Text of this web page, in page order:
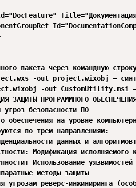
пакета через командную
-out project.wixobj⁠ —
-out CustomUtility.msi⁠ —
ЗАЩИТЫ ПРОГРАММНОГО
безопасности ПО
обеспечения на уровне
по трем направлениям:
данных и
Модификация
Использование
методы защиты
угрозам реверс-инжиниринга